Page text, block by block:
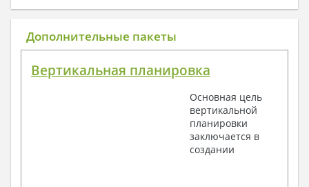
1. Архитектурный раздел:
Общие данные по проекту
Поэтажные маркировочные планы с
Разрезы и состав конструкций
Фасады с ведомостью внешних отделок
Элементы проемов – спецификация
Ведомость перемычек – сечения и
Дополнительные пакеты
Вертикальная планировка
Основная цель
вертикальной
планировки
заключается в
создании